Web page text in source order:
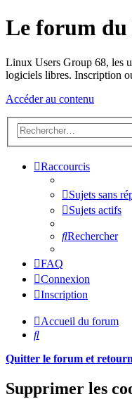
Le forum du
Linux Users Group 68, les
logiciels libres. Inscription
Accéder au contenu
Raccourcis
Sujets sans
Sujets actifs
Rechercher
FAQ
Connexion
Inscription
Accueil du forum
Rechercher
Quitter le forum et
Supprimer les